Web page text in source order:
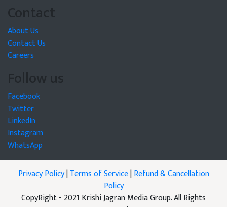
Contact
About Us
Contact Us
Careers
Follow us
Facebook
Twitter
LinkedIn
Instagram
WhatsApp
Privacy Policy|Terms of Service|Refund & Cancellation
Policy
CopyRight - 2021 Krishi Jagran Media Group. All Rights